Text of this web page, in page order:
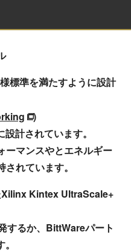
標準を満たすように設計
)
計されています。
ーマンスやとエネルギー
れています。
Xilinx Kintex UltraScale+
するか、BittWareパート